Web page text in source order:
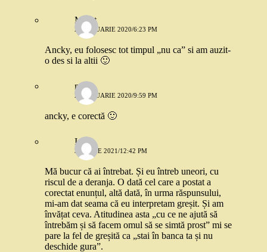
Merat
21 IANUARIE 2020/6:23 PM
Ancky, eu folosesc tot timpul „nu ca” si am auzit-
o des si la altii 🙂
mack
21 IANUARIE 2020/9:59 PM
ancky, e corectă 🙂
Irina
30 IUNIE 2021/12:42 PM
Mă bucur că ai întrebat. Și eu întreb uneori, cu
riscul de a deranja. O dată cel care a postat a
corectat enunțul, altă dată, în urma răspunsului,
mi-am dat seama că eu interpretam greșit. Și am
învățat ceva. Atitudinea asta „cu ce ne ajută să
întrebăm și să facem omul să se simtă prost” mi se
pare la fel de greșită ca „stai în banca ta și nu
deschide gura”.